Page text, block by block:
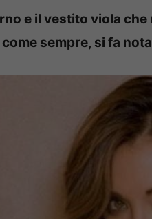
e il vestito viola
sempre, si fa